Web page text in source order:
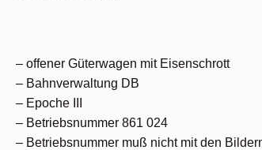
– offener Güterwagen mit Eisenschrott
– Bahnverwaltung DB
– Epoche III
– Betriebsnummer 861 024
– Betriebsnummer muß nicht mit den